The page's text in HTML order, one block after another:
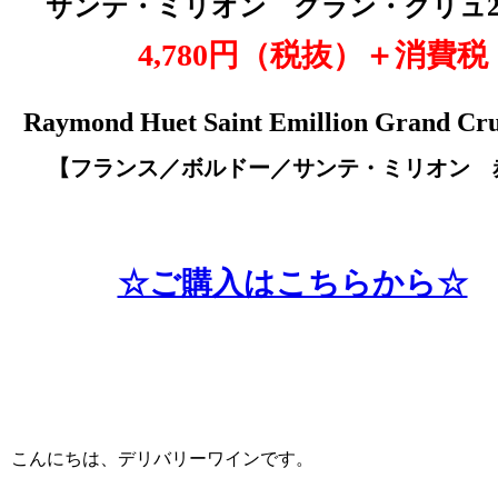
サンテ・ミリオン グラン・クリュ
4,780円（税抜）＋消費税
Raymond Huet Saint Emillion Grand
【フランス／ボルドー／サンテ・ミリオン
☆ご購入はこちらから☆
こんにちは、デリバリーワインです。